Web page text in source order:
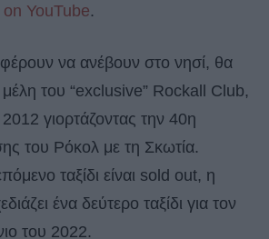
YouTube.
να ανέβουν στο νησί, θα
μέλη του “exclusive” Rockall Club,
γιορτάζοντας την 40η
του Ρόκολ με τη Σκωτία.
ταξίδι είναι sold out, η
ένα δεύτερο ταξίδι για τον
του 2022.